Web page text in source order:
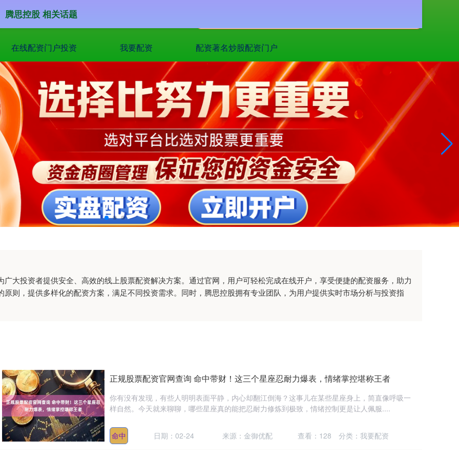
在线配资门户投资 我要配资 配资著名炒股配资门户
大投资者提供安全、高效的线上股票配资解决方案。通过官网，用户可轻松完成在线开户，享受便捷的配资服务，助力
则，提供多样化的配资方案，满足不同投资需求。同时，腾思控股拥有专业团队，为用户提供实时市场分析与投资指
腾思控股 相关话题
正规股票配资官网查询 命中带财！这三个星座忍耐力爆表，情绪掌控堪称王者
你有没有发现，有些人明明表面平静，内心却翻江倒海？这事儿在某些星座身上，简直像呼吸一
样自然。今天就来聊聊，哪些星座真的能把忍耐力修炼到极致，情绪控制更是让人佩服....
命中 日期：02-24 来源：金御优配 查看： 128 分类：我要配资